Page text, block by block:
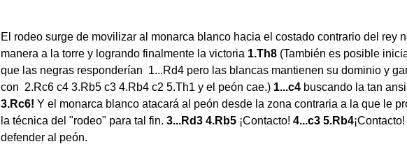
El rodeo surge de movilizar al monarca blanco hacia el costado contrario del rey
manera a la torre y logrando finalmente la victoria 1.Th8 (También es posible
que las negras responderían 1...Rd4 pero las blancas mantienen su dominio y
con 2.Rc6 c4 3.Rb5 c3 4.Rb4 c2 5.Th1 y el peón cae.) 1...c4 buscando la tan
3.Rc6! Y el monarca blanco atacará al peón desde la zona contraria a la que le
la técnica del "rodeo" para tal fin. 3...Rd3 4.Rb5 ¡Contacto! 4...c3 5.Rb4¡Contacto!
defender al peón.